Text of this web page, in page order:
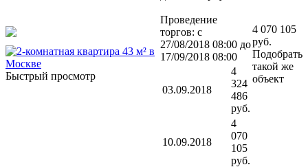
Быстрый просмотр
Проведение
торгов: с
27/08/2018 08:00 до
17/09/2018 08:00
03.09.2018
4
324
486
руб.
10.09.2018
4
070
105
руб.
4 070 105
руб.
Подобрать
такой же
объект